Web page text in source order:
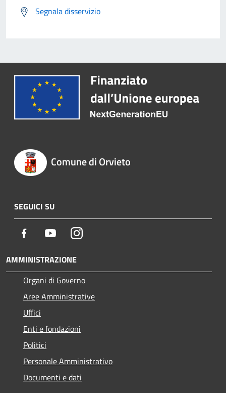
Segnala disservizio
Comune di Orvieto
SEGUICI SU
Facebook YoutubeInstagram
AMMINISTRAZIONE
Organi di Governo
Aree Amministrative
Uffici
Enti e fondazioni
Politici
Personale Amministrativo
Documenti e dati